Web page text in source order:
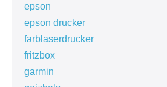
epson
epson drucker
farblaserdrucker
fritzbox
garmin